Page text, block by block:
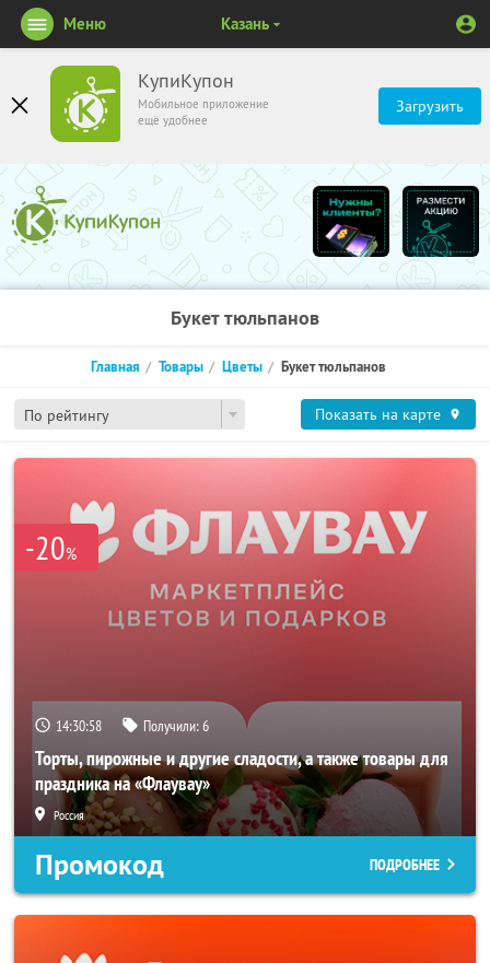
КупиКупон
Мобильное приложение
ещё удобнее
Загрузить
Меню Казань
Букет тюльпанов
По рейтингу
Главная Товары Цветы Букет тюльпанов
Показать на карте
-20%
14:30:57 Получили:6
Торты, пирожные и другие сладости, а также товары для
праздника на «Флаувау»
Россия
Промокод ПОДРОБНЕЕ